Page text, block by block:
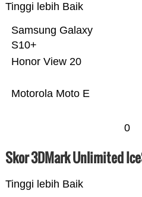
Tinggi lebih Baik
Motorola Moto E
Honor View 20
Samsung Galaxy
S10+
0
Skor 3DMark Unlimited
Tinggi lebih Baik